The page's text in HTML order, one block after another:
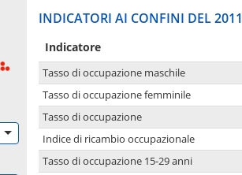
INDICATORI AI CONFINI DEL 2011
Indicatore
Tasso di occupazione maschile
Tasso di occupazione femminile
Tasso di occupazione
Indice di ricambio occupazionale
Tasso di occupazione 15-29 anni